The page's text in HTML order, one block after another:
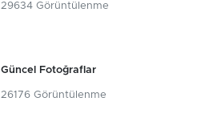
29634 Görüntülenme
Güncel Fotoğraflar
26176 Görüntülenme